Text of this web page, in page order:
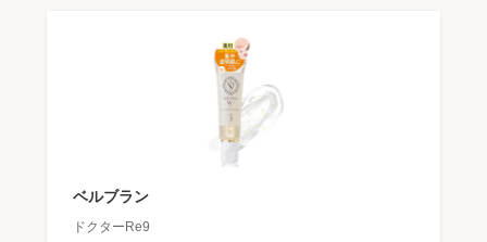
ベルブラン
ドクターRe9